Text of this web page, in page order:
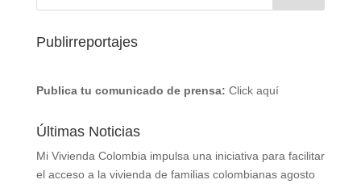
Publirreportajes
Publica tu comunicado de prensa: Click aquí
Últimas Noticias
Mi Vivienda Colombia impulsa una iniciativa para facilitar
el acceso a la vivienda de familias colombianas agosto